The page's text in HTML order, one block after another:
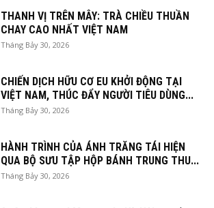
THANH VỊ TRÊN MÂY: TRÀ CHIỀU THUẦN
CHAY CAO NHẤT VIỆT NAM
Tháng Bảy 30, 2026
CHIẾN DỊCH HỮU CƠ EU KHỞI ĐỘNG TẠI
VIỆT NAM, THÚC ĐẨY NGƯỜI TIÊU DÙNG...
Tháng Bảy 30, 2026
HÀNH TRÌNH CỦA ÁNH TRĂNG TÁI HIỆN
QUA BỘ SƯU TẬP HỘP BÁNH TRUNG THU...
Tháng Bảy 30, 2026